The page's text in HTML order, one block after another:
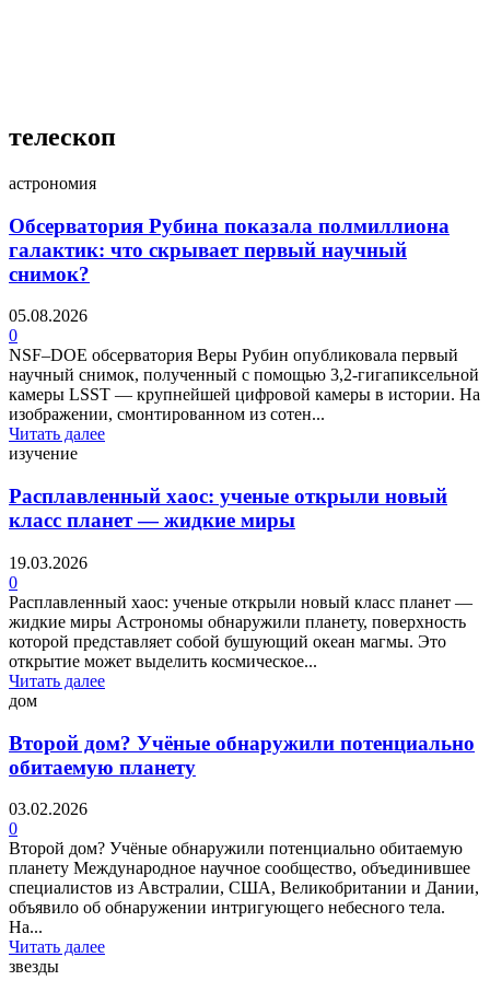
телескоп
астрономия
Обсерватория Рубина показала полмиллиона
галактик: что скрывает первый научный
снимок?
05.08.2026
0
NSF–DOE обсерватория Веры Рубин опубликовала первый
научный снимок, полученный с помощью 3,2-гигапиксельной
камеры LSST — крупнейшей цифровой камеры в истории. На
изображении, смонтированном из сотен...
Читать далее
изучение
Расплавленный хаос: ученые открыли новый
класс планет — жидкие миры
19.03.2026
0
Расплавленный хаос: ученые открыли новый класс планет —
жидкие миры Астрономы обнаружили планету, поверхность
которой представляет собой бушующий океан магмы. Это
открытие может выделить космическое...
Читать далее
дом
Второй дом? Учёные обнаружили потенциально
обитаемую планету
03.02.2026
0
Второй дом? Учёные обнаружили потенциально обитаемую
планету Международное научное сообщество, объединившее
специалистов из Австралии, США, Великобритании и Дании,
объявило об обнаружении интригующего небесного тела.
На...
Читать далее
звезды